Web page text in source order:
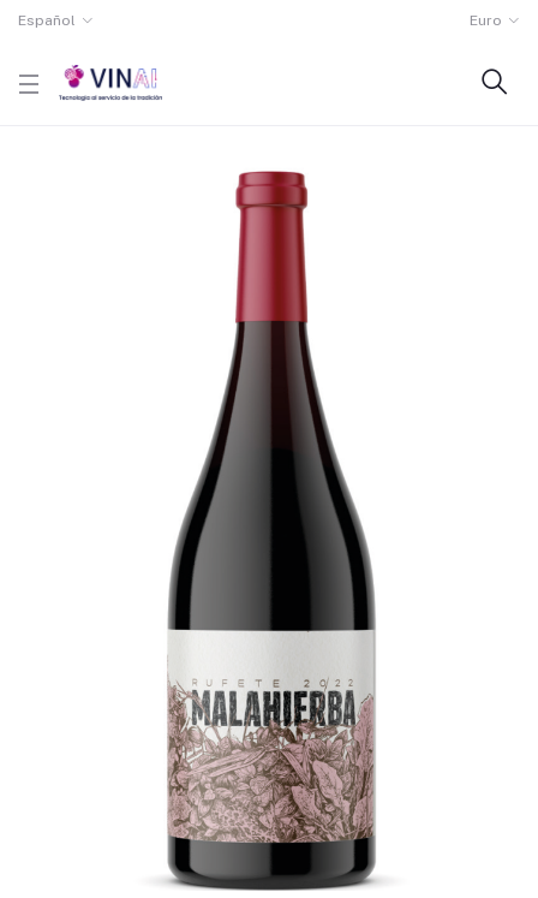
Español Euro